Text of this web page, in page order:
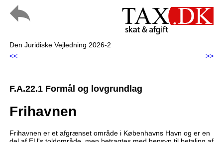
Den Juridiske Vejledning 2026-2
<<
>>
F.A.22.1 Formål og lovgrundlag
Frihavnen
Frihavnen er et afgrænset område i Københavns Havn og er en